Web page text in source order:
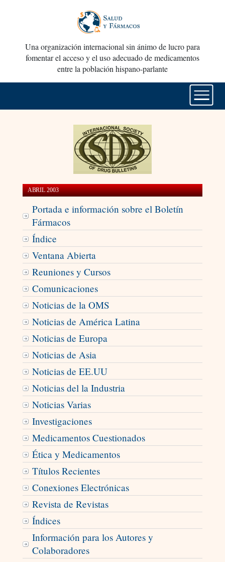
Una organización internacional sin ánimo de lucro para
fomentar el acceso y el uso adecuado de medicamentos
entre la población hispano-parlante
ABRIL 2003
Portada e información sobre el Boletín
Fármacos
Índice
Ventana Abierta
Reuniones y Cursos
Comunicaciones
Noticias de la OMS
Noticias de América Latina
Noticias de Europa
Noticias de Asia
Noticias de EE.UU
Noticias del la Industria
Noticias Varias
Investigaciones
Medicamentos Cuestionados
Ética y Medicamentos
Títulos Recientes
Conexiones Electrónicas
Revista de Revistas
Índices
Información para los Autores y
Colaboradores